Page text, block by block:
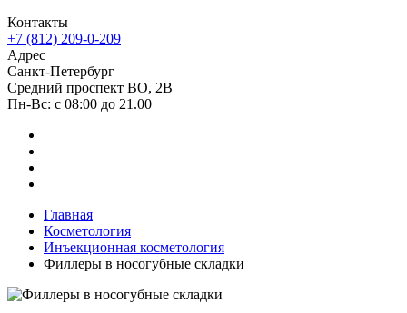
Контакты
+7 (812) 209-0-209
Адрес
Санкт-Петербург
Средний проспект ВО, 2В
Пн-Вc: с 08:00 до 21.00
Главная
Косметология
Инъекционная косметология
Филлеры в носогубные складки